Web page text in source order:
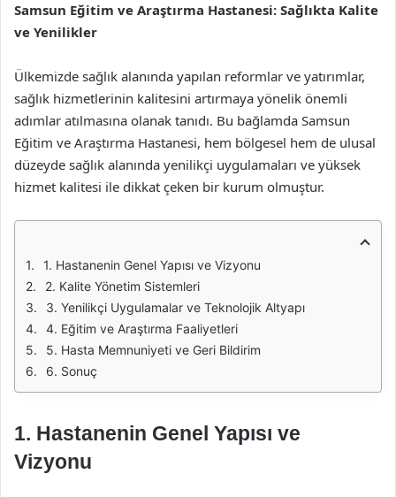
Samsun Eğitim ve Araştırma Hastanesi: Sağlıkta Kalite
ve Yenilikler
Ülkemizde sağlık alanında yapılan reformlar ve yatırımlar,
sağlık hizmetlerinin kalitesini artırmaya yönelik önemli
adımlar atılmasına olanak tanıdı. Bu bağlamda Samsun
Eğitim ve Araştırma Hastanesi, hem bölgesel hem de ulusal
düzeyde sağlık alanında yenilikçi uygulamaları ve yüksek
hizmet kalitesi ile dikkat çeken bir kurum olmuştur.
1. Hastanenin Genel Yapısı ve Vizyonu
2. Kalite Yönetim Sistemleri
3. Yenilikçi Uygulamalar ve Teknolojik Altyapı
4. Eğitim ve Araştırma Faaliyetleri
5. Hasta Memnuniyeti ve Geri Bildirim
6. Sonuç
1. Hastanenin Genel Yapısı ve
Vizyonu